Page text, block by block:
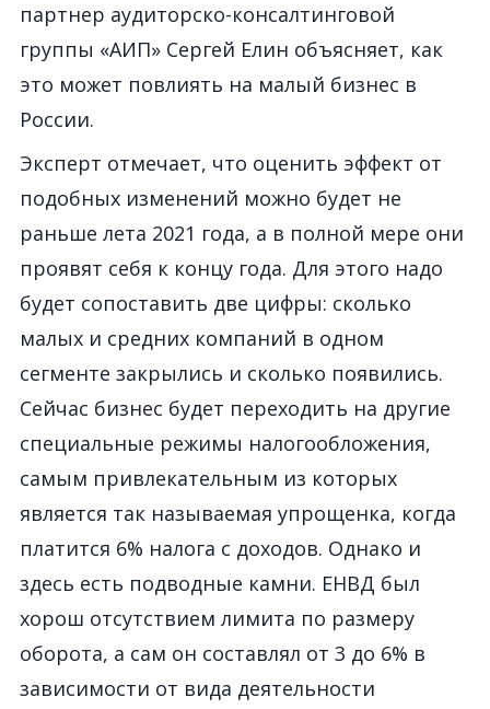
партнер аудиторско-консалтинговой
группы «АИП» Сергей Елин объясняет, как
это может повлиять на малый бизнес в
России.
Эксперт отмечает, что оценить эффект от
подобных изменений можно будет не
раньше лета 2021 года, а в полной мере они
проявят себя к концу года. Для этого надо
будет сопоставить две цифры: сколько
малых и средних компаний в одном
сегменте закрылись и сколько появились.
Сейчас бизнес будет переходить на другие
специальные режимы налогообложения,
самым привлекательным из которых
является так называемая упрощенка, когда
платится 6% налога с доходов. Однако и
здесь есть подводные камни. ЕНВД был
хорош отсутствием лимита по размеру
оборота, а сам он составлял от 3 до 6% в
зависимости от вида деятельности